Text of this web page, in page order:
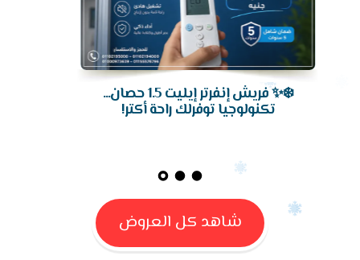
❄️✨ فريش إنفرتر إيليت 1.5 حصان...
تكنولوجيا توفرلك راحة أكتر!
شاهد كل العروض